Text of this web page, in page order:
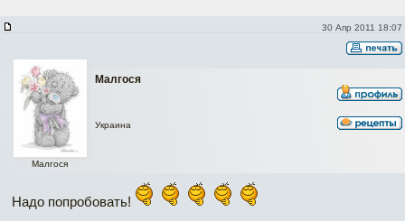
30 Апр 2011 18:07
Малгося
Малгося
Украина
Надо попробовать!